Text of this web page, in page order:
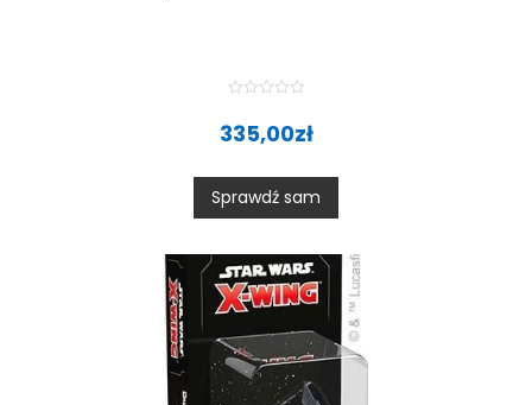
a
t
0
o
u
t
5
335,00zł
Sprawdź sam